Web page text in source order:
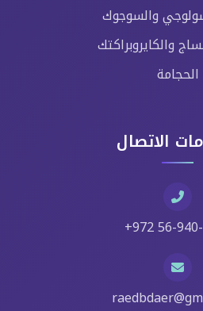
والسوجوك
والكايروبراكتك
الحجامة
الاتصال
+972 56-